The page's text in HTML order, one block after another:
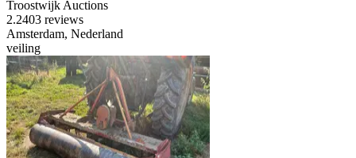
Troostwijk Auctions
2.2403 reviews
Amsterdam, Nederland
veiling